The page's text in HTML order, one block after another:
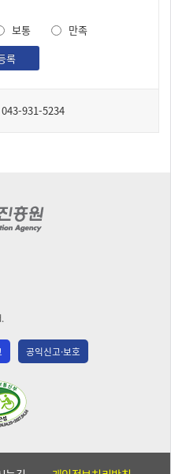
보통
만족
록
043-931-5234
공익신고·보호